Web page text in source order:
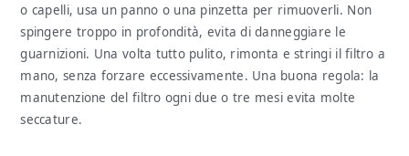
o capelli, usa un panno o una pinzetta per rimuoverli. Non
spingere troppo in profondità, evita di danneggiare le
guarnizioni. Una volta tutto pulito, rimonta e stringi il filtro a
mano, senza forzare eccessivamente. Una buona regola: la
manutenzione del filtro ogni due o tre mesi evita molte
seccature.